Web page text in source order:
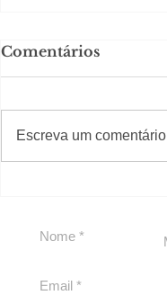
Comentários
Escreva um comentário
#Sugestões